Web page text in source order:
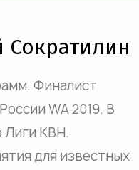
Финалист
WA 2019. В
Лиги КВН.
для известных